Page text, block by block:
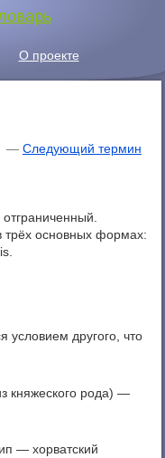
О проекте
— Следующий термин
трёх основных формах:
условием другого, что
княжеского рода) —
— хорватский